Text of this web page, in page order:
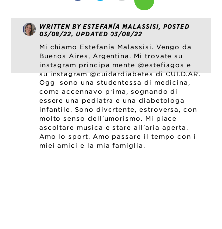
WRITTEN BY ESTEFANÍA MALASSISI, POSTED
03/08/22, UPDATED 03/08/22
Mi chiamo Estefanía Malassisi. Vengo da
Buenos Aires, Argentina. Mi trovate su
instagram principalmente @estefiagos e
su instagram @cuidardiabetes di CUI.D.AR.
Oggi sono una studentessa di medicina,
come accennavo prima, sognando di
essere una pediatra e una diabetologa
infantile. Sono divertente, estroversa, con
molto senso dell'umorismo. Mi piace
ascoltare musica e stare all'aria aperta.
Amo lo sport. Amo passare il tempo con i
miei amici e la mia famiglia.